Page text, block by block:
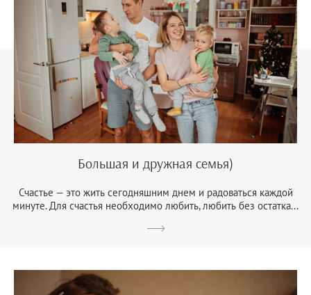
Большая и дружная семья)
Счастье — это жить сегодняшним днем и радоваться каждой
минуте. Для счастья необходимо любить, любить без остатка...